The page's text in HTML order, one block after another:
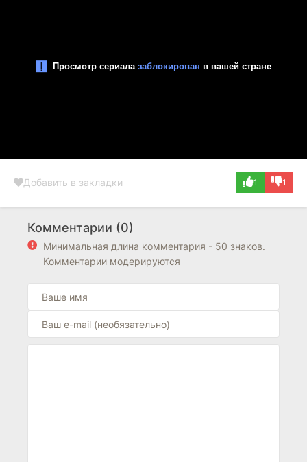
Добавить в закладки 1 1
Комментарии (0)
Минимальная длина комментария - 50 знаков.
Комментарии модерируются